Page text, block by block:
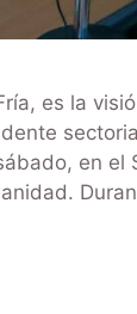
es la
en el